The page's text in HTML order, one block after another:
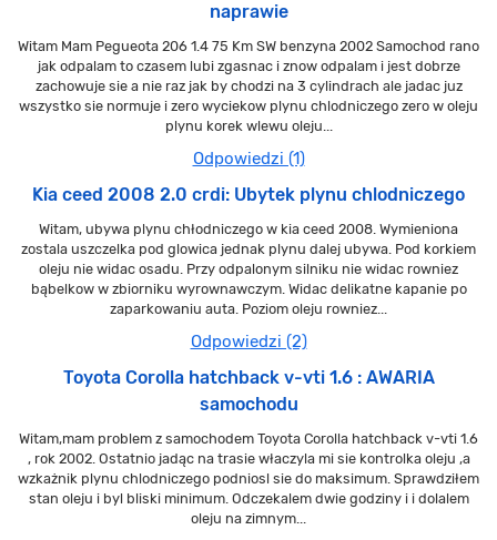
naprawie
Witam Mam Pegueota 206 1.4 75 Km SW benzyna 2002 Samochod rano
jak odpalam to czasem lubi zgasnac i znow odpalam i jest dobrze
zachowuje sie a nie raz jak by chodzi na 3 cylindrach ale jadac juz
wszystko sie normuje i zero wyciekow plynu chlodniczego zero w oleju
plynu korek wlewu oleju...
Odpowiedzi (1)
Kia ceed 2008 2.0 crdi: Ubytek plynu chlodniczego
Witam, ubywa plynu chłodniczego w kia ceed 2008. Wymieniona
zostala uszczelka pod glowica jednak plynu dalej ubywa. Pod korkiem
oleju nie widac osadu. Przy odpalonym silniku nie widac rowniez
bąbelkow w zbiorniku wyrownawczym. Widac delikatne kapanie po
zaparkowaniu auta. Poziom oleju rowniez...
Odpowiedzi (2)
Toyota Corolla hatchback v-vti 1.6 : AWARIA
samochodu
Witam,mam problem z samochodem Toyota Corolla hatchback v-vti 1.6
, rok 2002. Ostatnio jadąc na trasie właczyla mi sie kontrolka oleju ,a
wzkażnik plynu chlodniczego podniosl sie do maksimum. Sprawdziłem
stan oleju i byl bliski minimum. Odczekalem dwie godziny i i dolalem
oleju na zimnym...